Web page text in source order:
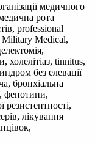
медичного
рота
professional
Military Medical,
холелітіаз, tinnitus,
без елевації
бронхіальна
фенотипи,
резистентності,
лікування